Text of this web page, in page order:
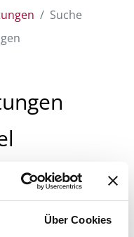
Über Cookies
Suche
für ein
können Sie
und